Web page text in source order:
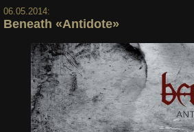
06.05.2014:
Beneath «Antidote»